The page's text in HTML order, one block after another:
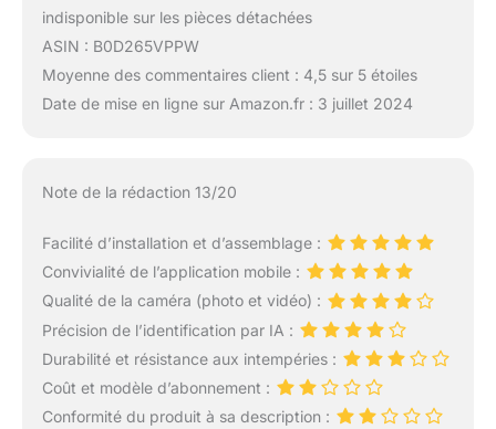
indisponible sur les pièces détachées
ASIN : B0D265VPPW
Moyenne des commentaires client : 4,5 sur 5 étoiles
Date de mise en ligne sur Amazon.fr : 3 juillet 2024
Note de la rédaction 13/20
Facilité d’installation et d’assemblage :
Convivialité de l’application mobile :
Qualité de la caméra (photo et vidéo) :
Précision de l’identification par IA :
Durabilité et résistance aux intempéries :
Coût et modèle d’abonnement :
Conformité du produit à sa description :